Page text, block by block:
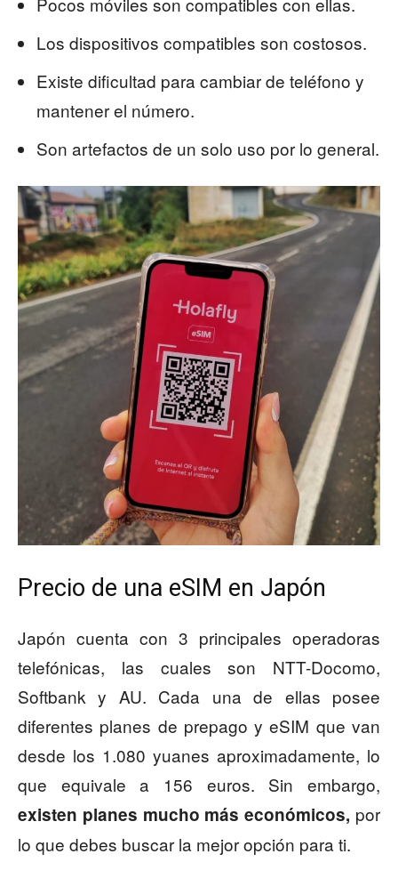
Los dispositivos compatibles son costosos.
Existe dificultad para cambiar de teléfono y
mantener el número.
Son artefactos de un solo uso por lo general.
Precio de una eSIM en Japón
Japón cuenta con 3 principales operadoras
telefónicas, las cuales son NTT-Docomo,
Softbank y AU. Cada una de ellas posee
diferentes planes de prepago y eSIM que van
desde los 1.080 yuanes aproximadamente, lo
que equivale a 156 euros. Sin embargo,
existen planes mucho más económicos, por
lo que debes buscar la mejor opción para ti.